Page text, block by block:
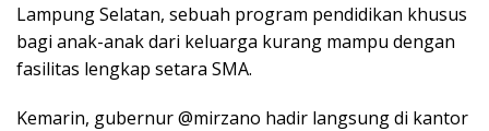
Lampung Selatan, sebuah program pendidikan khusus
bagi anak-anak dari keluarga kurang mampu dengan
fasilitas lengkap setara SMA.
Kemarin, gubernur @mirzano hadir langsung di kantor